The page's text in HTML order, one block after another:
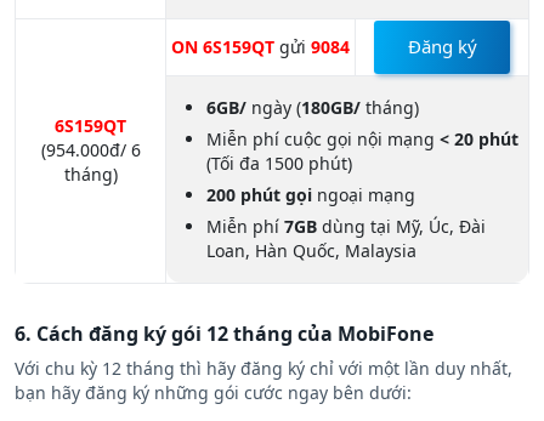
6S159QT
(954.000đ/ 6
tháng)
ON 6S159QT gửi 9084 Đăng ký
6GB/ ngày (180GB/ tháng)
Miễn phí cuộc gọi nội mạng < 20 phút
(Tối đa 1500 phút)
200 phút gọi ngoại mạng
Miễn phí 7GB dùng tại Mỹ, Úc, Đài
Loan, Hàn Quốc, Malaysia
6. Cách đăng ký gói 12 tháng của MobiFone
Với chu kỳ 12 tháng thì hãy đăng ký chỉ với một lần duy nhất,
bạn hãy đăng ký những gói cước ngay bên dưới: